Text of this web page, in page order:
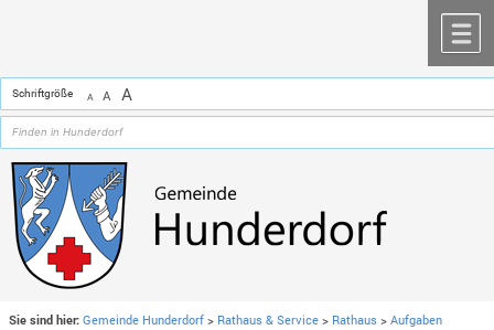
Schriftgröße A A A
Sie sind hier: Gemeinde Hunderdorf > Rathaus & Service > Rathaus >Aufgaben